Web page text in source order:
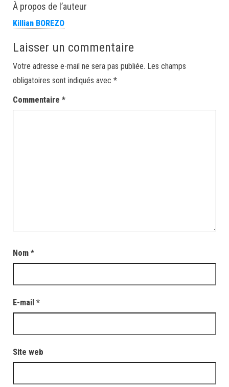
À propos de l’auteur
Killian BOREZO
Laisser un commentaire
Votre adresse e-mail ne sera pas publiée. Les champs
obligatoires sont indiqués avec *
Commentaire *
Nom *
E-mail *
Site web